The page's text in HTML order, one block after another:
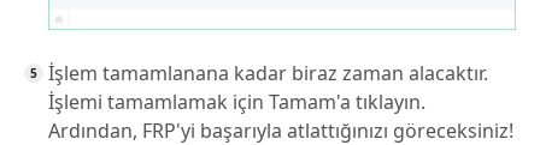
İşlem tamamlanana kadar biraz zaman alacaktır.
İşlemi tamamlamak için Tamam'a tıklayın.
Ardından, FRP'yi başarıyla atlattığınızı göreceksiniz!